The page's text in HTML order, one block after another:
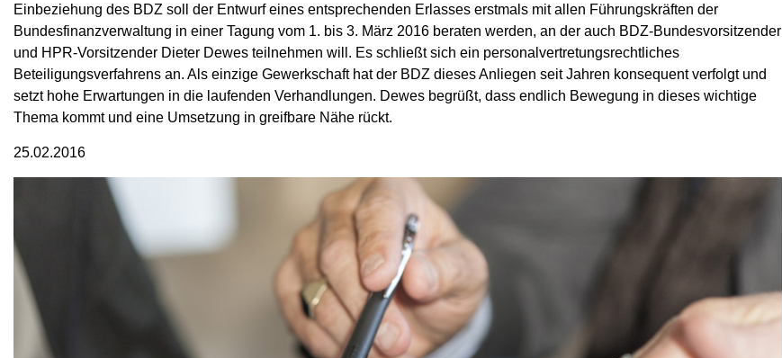
Einbeziehung des BDZ soll der Entwurf eines entsprechenden Erlasses erstmals mit allen Führungskräften der
Bundesfinanzverwaltung in einer Tagung vom 1. bis 3. März 2016 beraten werden, an der auch BDZ-Bundesvorsitzender
und HPR-Vorsitzender Dieter Dewes teilnehmen will. Es schließt sich ein personalvertretungsrechtliches
Beteiligungsverfahrens an. Als einzige Gewerkschaft hat der BDZ dieses Anliegen seit Jahren konsequent verfolgt und
setzt hohe Erwartungen in die laufenden Verhandlungen. Dewes begrüßt, dass endlich Bewegung in dieses wichtige
Thema kommt und eine Umsetzung in greifbare Nähe rückt.
25.02.2016